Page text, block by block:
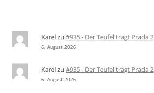
Karelzu #935 - Der Teufel trägt Prada 2
6. August 2026
Karelzu #935 - Der Teufel trägt Prada 2
6. August 2026